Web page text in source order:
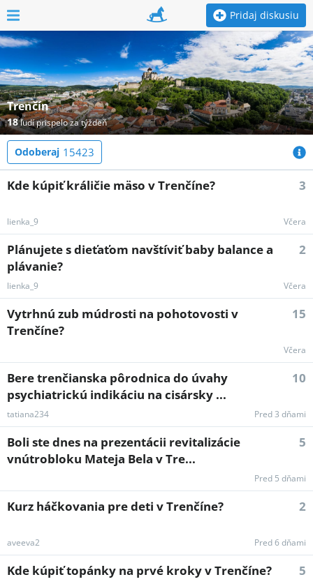
Pridaj diskusiu
Trenčín
18ľudí prispelo za týždeň
Odoberaj 15423
Kde kúpiť králičie mäso v Trenčíne? 3
lienka_9 Včera
Plánujete s dieťaťom navštíviť baby balance a
plávanie?
2
lienka_9 Včera
Vytrhnú zub múdrosti na pohotovosti v
Trenčíne?
15
Včera
Bere trenčianska pôrodnica do úvahy
psychiatrickú indikáciu na cisársky ...
10
tatiana234 Pred 3 dňami
Boli ste dnes na prezentácii revitalizácie
vnútrobloku Mateja Bela v Tre...
5
Pred 5 dňami
Kurz háčkovania pre deti v Trenčíne? 2
aveeva2 Pred 6 dňami
Kde kúpiť topánky na prvé kroky v Trenčíne? 5